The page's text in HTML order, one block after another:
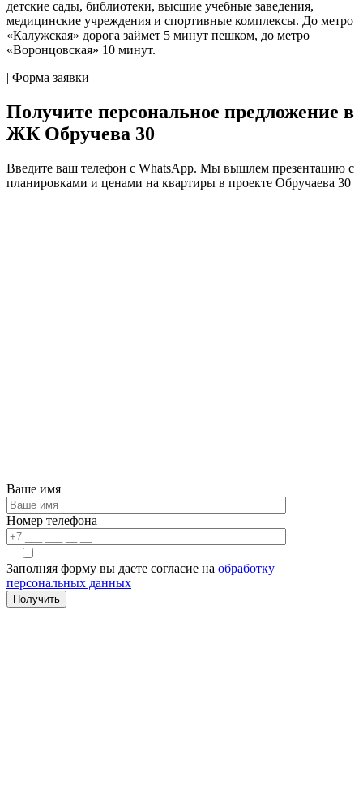
детские сады, библиотеки, высшие учебные заведения,
медицинские учреждения и спортивные комплексы. До метро
«Калужская» дорога займет 5 минут пешком, до метро
«Воронцовская» 10 минут.
| Форма заявки
Получите персональное предложение в
ЖК Обручева 30
Введите ваш телефон c WhatsApp. Мы вышлем презентацию с
планировками и ценами на квартиры в проекте Обручаева 30
Ваше имя
Номер телефона
Заполняя форму вы даете согласие на обработку
персональных данных